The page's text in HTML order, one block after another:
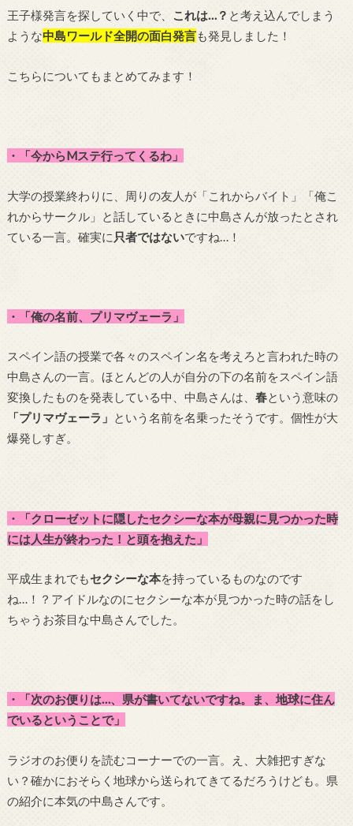
王子様発言を探していく中で、 これは…？ と考え込んでしまう
ような中島ワールド全開の面白発言も発見しました！
こちらについてもまとめてみます！
・「今からMステ行ってくるわ」
大学の授業終わりに、周りの友人が「これからバイト」「俺こ
れからサークル」と話しているときに中島さんが放ったとされ
ている一言。確実に 只者ではないですね…！
・「俺の名前、プリマヴェーラ」
スペイン語の授業で各々のスペイン名を考えろと言われた時の
中島さんの一言。ほとんどの人が自分の下の名前をスペイン語
変換したものを発表している中、中島さんは、 春という意味の
「プリマヴェーラ」 という名前を名乗ったそうです。個性が大
爆発しすぎ。
・「クローゼットに隠したセクシーな本が母親に見つかった時
には人生が終わった！と頭を抱えた」
平成生まれでもセクシーな本を持っているものなのです
ね…！？アイドルなのにセクシーな本が見つかった時の話をし
ちゃうお茶目な中島さんでした。
・「次のお便りは…、県が書いてないですね。ま、地球に住ん
でいるということで」
ラジオのお便りを読むコーナーでの一言。え、大雑把すぎな
い？確かにおそらく地球から送られてきてるだろうけども。県
の紹介に本気の中島さんです。